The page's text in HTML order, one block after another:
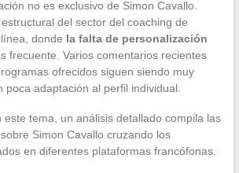
no es exclusivo de Simon Cavallo.
del sector del coaching de
donde la falta de personalización
frecuente. Varios comentarios recientes
ofrecidos siguen siendo muy
poca adaptación al perfil individual.
este tema, un análisis detallado compila las
Simon Cavallo cruzando los
en diferentes plataformas francófonas.